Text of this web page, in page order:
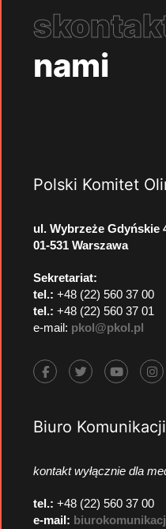
nami
Polski Komitet
ul. Wybrzeże Gdyńskie
01-531 Warszawa
Sekretariat:
tel.: +48 (22) 560 37 00
tel.: +48 (22) 560 37 01
e-mail: pkol@pkol.pl
Biuro
kontakt wyłącznie dla
tel.: +48 (22) 560 37 00
e-mail: